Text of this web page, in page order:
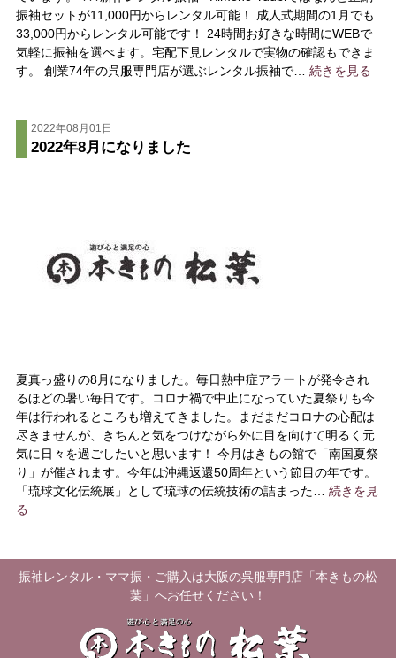
振袖セットが11,000円からレンタル可能！ 成人式期間の1月でも
33,000円からレンタル可能です！ 24時間お好きな時間にWEBで
気軽に振袖を選べます。宅配下見レンタルで実物の確認もできま
す。 創業74年の呉服専門店が選ぶレンタル振袖で… 続きを見る
2022年08月01日
2022年8月になりました
夏真っ盛りの8月になりました。毎日熱中症アラートが発令され
るほどの暑い毎日です。コロナ禍で中止になっていた夏祭りも今
年は行われるところも増えてきました。まだまだコロナの心配は
尽きませんが、きちんと気をつけながら外に目を向けて明るく元
気に日々を過ごしたいと思います！ 今月はきもの館で「南国夏祭
り」が催されます。今年は沖縄返還50周年という節目の年です。
「琉球文化伝統展」として琉球の伝統技術の詰まった… 続きを見
る
振袖レンタル・ママ振・ご購入は大阪の呉服専門店「本きもの松
葉」へお任せください！